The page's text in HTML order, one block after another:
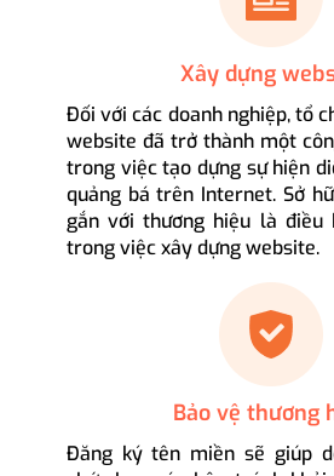
Xây dựng
Đối với các doanh nghiệp, tổ
website đã trở thành một
trong việc tạo dựng sự hiện
quảng bá trên Internet. Sở
gắn với thương hiệu là điều
trong việc xây dựng website.
Bảo vệ thương
Đăng ký tên miền sẽ giúp